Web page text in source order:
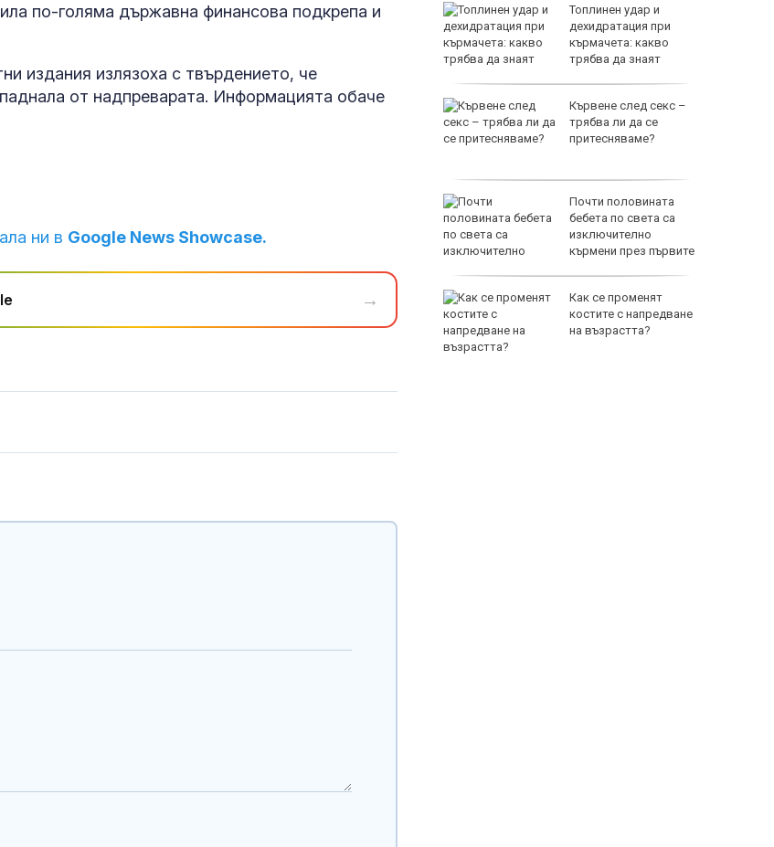
по-голяма държавна финансова подкрепа и
издания излязоха с твърдението, че
от надпреварата. Информацията обаче
ни в Google News Showcase.
→
Няма поражения върху
небето ни
Времето утро:
отбраната: От 31 юли
усилихме
Топлинен удар и
дехидратация при
кърмачета: какво
трябва да знаят
Кървене след секс –
трябва ли да се
притесняваме?
Почти половината
бебета по света са
изключително
кърмени през първите
Как се променят
костите с напредване
на възрастта?